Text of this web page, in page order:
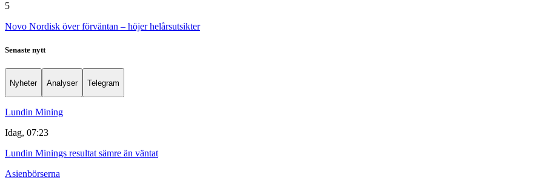
5
Novo Nordisk över förväntan – höjer helårsutsikter
Senaste nytt
Nyheter Analyser Telegram
Lundin Mining
Idag, 07:23
Lundin Minings resultat sämre än väntat
Asienbörserna